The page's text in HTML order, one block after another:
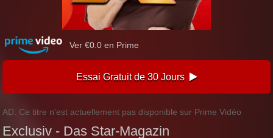
Ver €0.0 en Prime
Essai Gratuit de 30 Jours
AD: Ce titre n'est actuellement pas disponible sur Prime Vidéo
Exclusiv - Das Star-Magazin